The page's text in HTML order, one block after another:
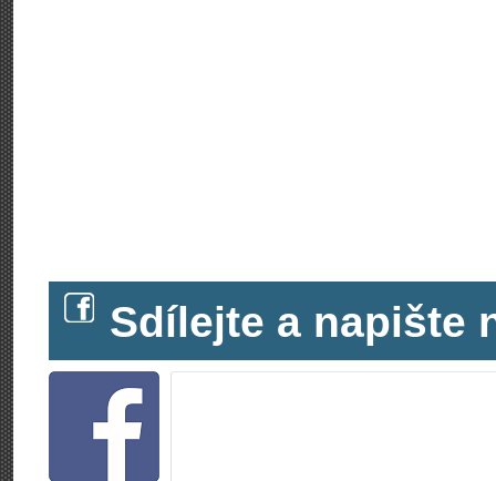
Sdílejte a napište